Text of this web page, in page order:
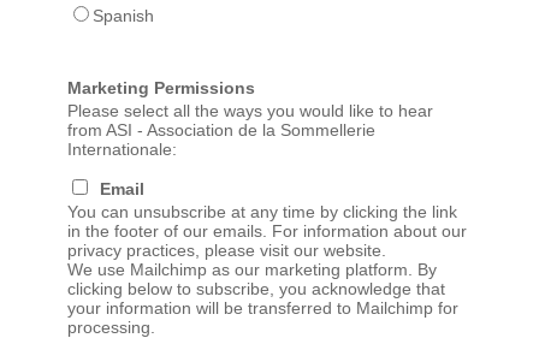
Spanish
Marketing Permissions
Please select all the ways you would like to hear
from ASI - Association de la Sommellerie
Internationale:
Email
You can unsubscribe at any time by clicking the link
in the footer of our emails. For information about our
privacy practices, please visit our website.
We use Mailchimp as our marketing platform. By
clicking below to subscribe, you acknowledge that
your information will be transferred to Mailchimp for
processing.